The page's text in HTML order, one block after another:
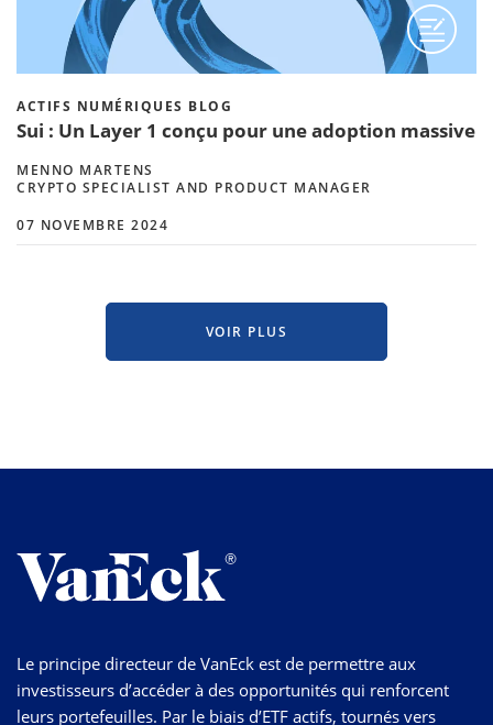
ACTIFS NUMÉRIQUES BLOG
Sui : Un Layer 1 conçu pour une adoption massive
MENNO MARTENS
CRYPTO SPECIALIST AND PRODUCT MANAGER
07 NOVEMBRE 2024
VOIR PLUS
Le principe directeur de VanEck est de permettre aux
investisseurs d’accéder à des opportunités qui renforcent
leurs portefeuilles. Par le biais d’ETF actifs, tournés vers